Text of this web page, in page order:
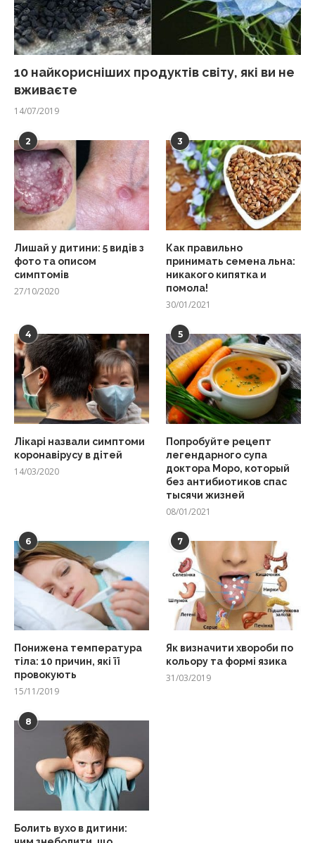
10 найкорисніших продуктів світу, які ви не
вживаєте
14/07/2019
2
Лишай у дитини: 5 видів з
фото та описом
симптомів
27/10/2020
3
Как правильно
принимать семена льна:
никакого кипятка и
помола!
30/01/2021
4
Лікарі назвали симптоми
коронавірусу в дітей
14/03/2020
5
Попробуйте рецепт
легендарного супа
доктора Моро, который
без антибиотиков спас
тысячи жизней
08/01/2021
6
Понижена температура
тіла: 10 причин, які її
провокують
15/11/2019
7
Як визначити хвороби по
кольору та формі язика
31/03/2019
8
Болить вухо в дитини: